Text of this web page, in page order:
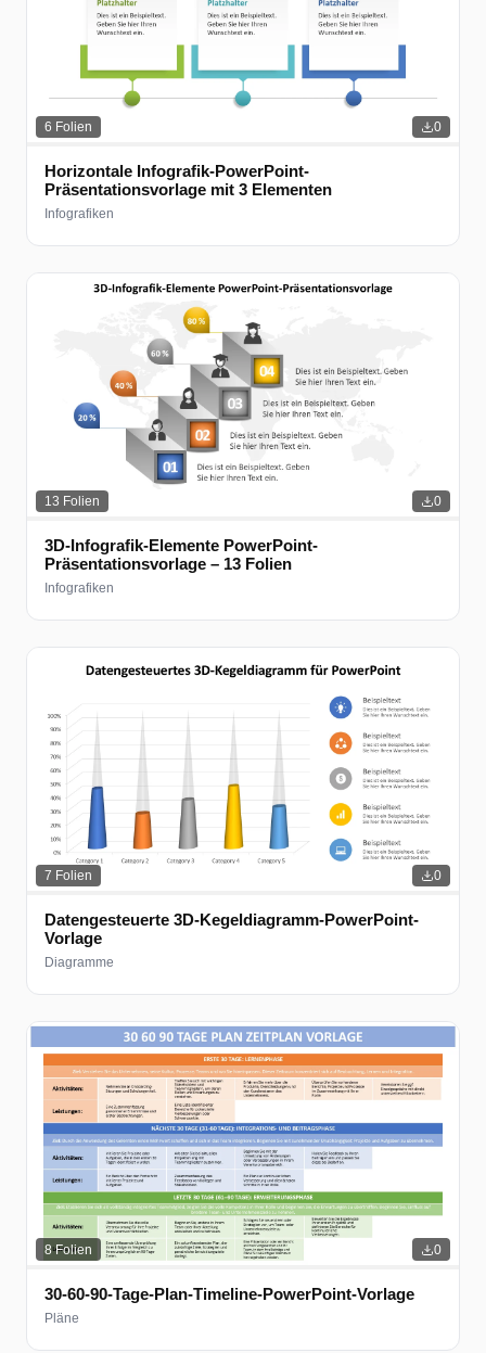
6 Folien 0
Horizontale Infografik-PowerPoint-
Präsentationsvorlage mit 3 Elementen
Infografiken
13 Folien 0
3D-Infografik-Elemente PowerPoint-
Präsentationsvorlage – 13 Folien
Infografiken
7 Folien 0
Datengesteuerte 3D-Kegeldiagramm-PowerPoint-
Vorlage
Diagramme
8 Folien 0
30-60-90-Tage-Plan-Timeline-PowerPoint-Vorlage
Pläne